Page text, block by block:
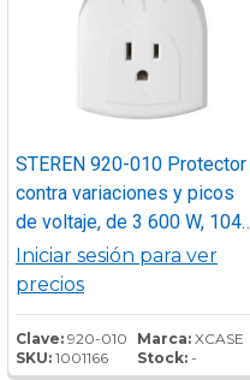
STEREN 920-010 Protector
contra variaciones y picos
de voltaje, de 3 600 W, 104
J, para electrodomésticos
Protege aparatos
electrodomésticos de
variaciones y picos de
voltaje
Iniciar sesión para ver
precios
Clave: 920-010
SKU: 1001166
Marca:XCASE
Stock:-